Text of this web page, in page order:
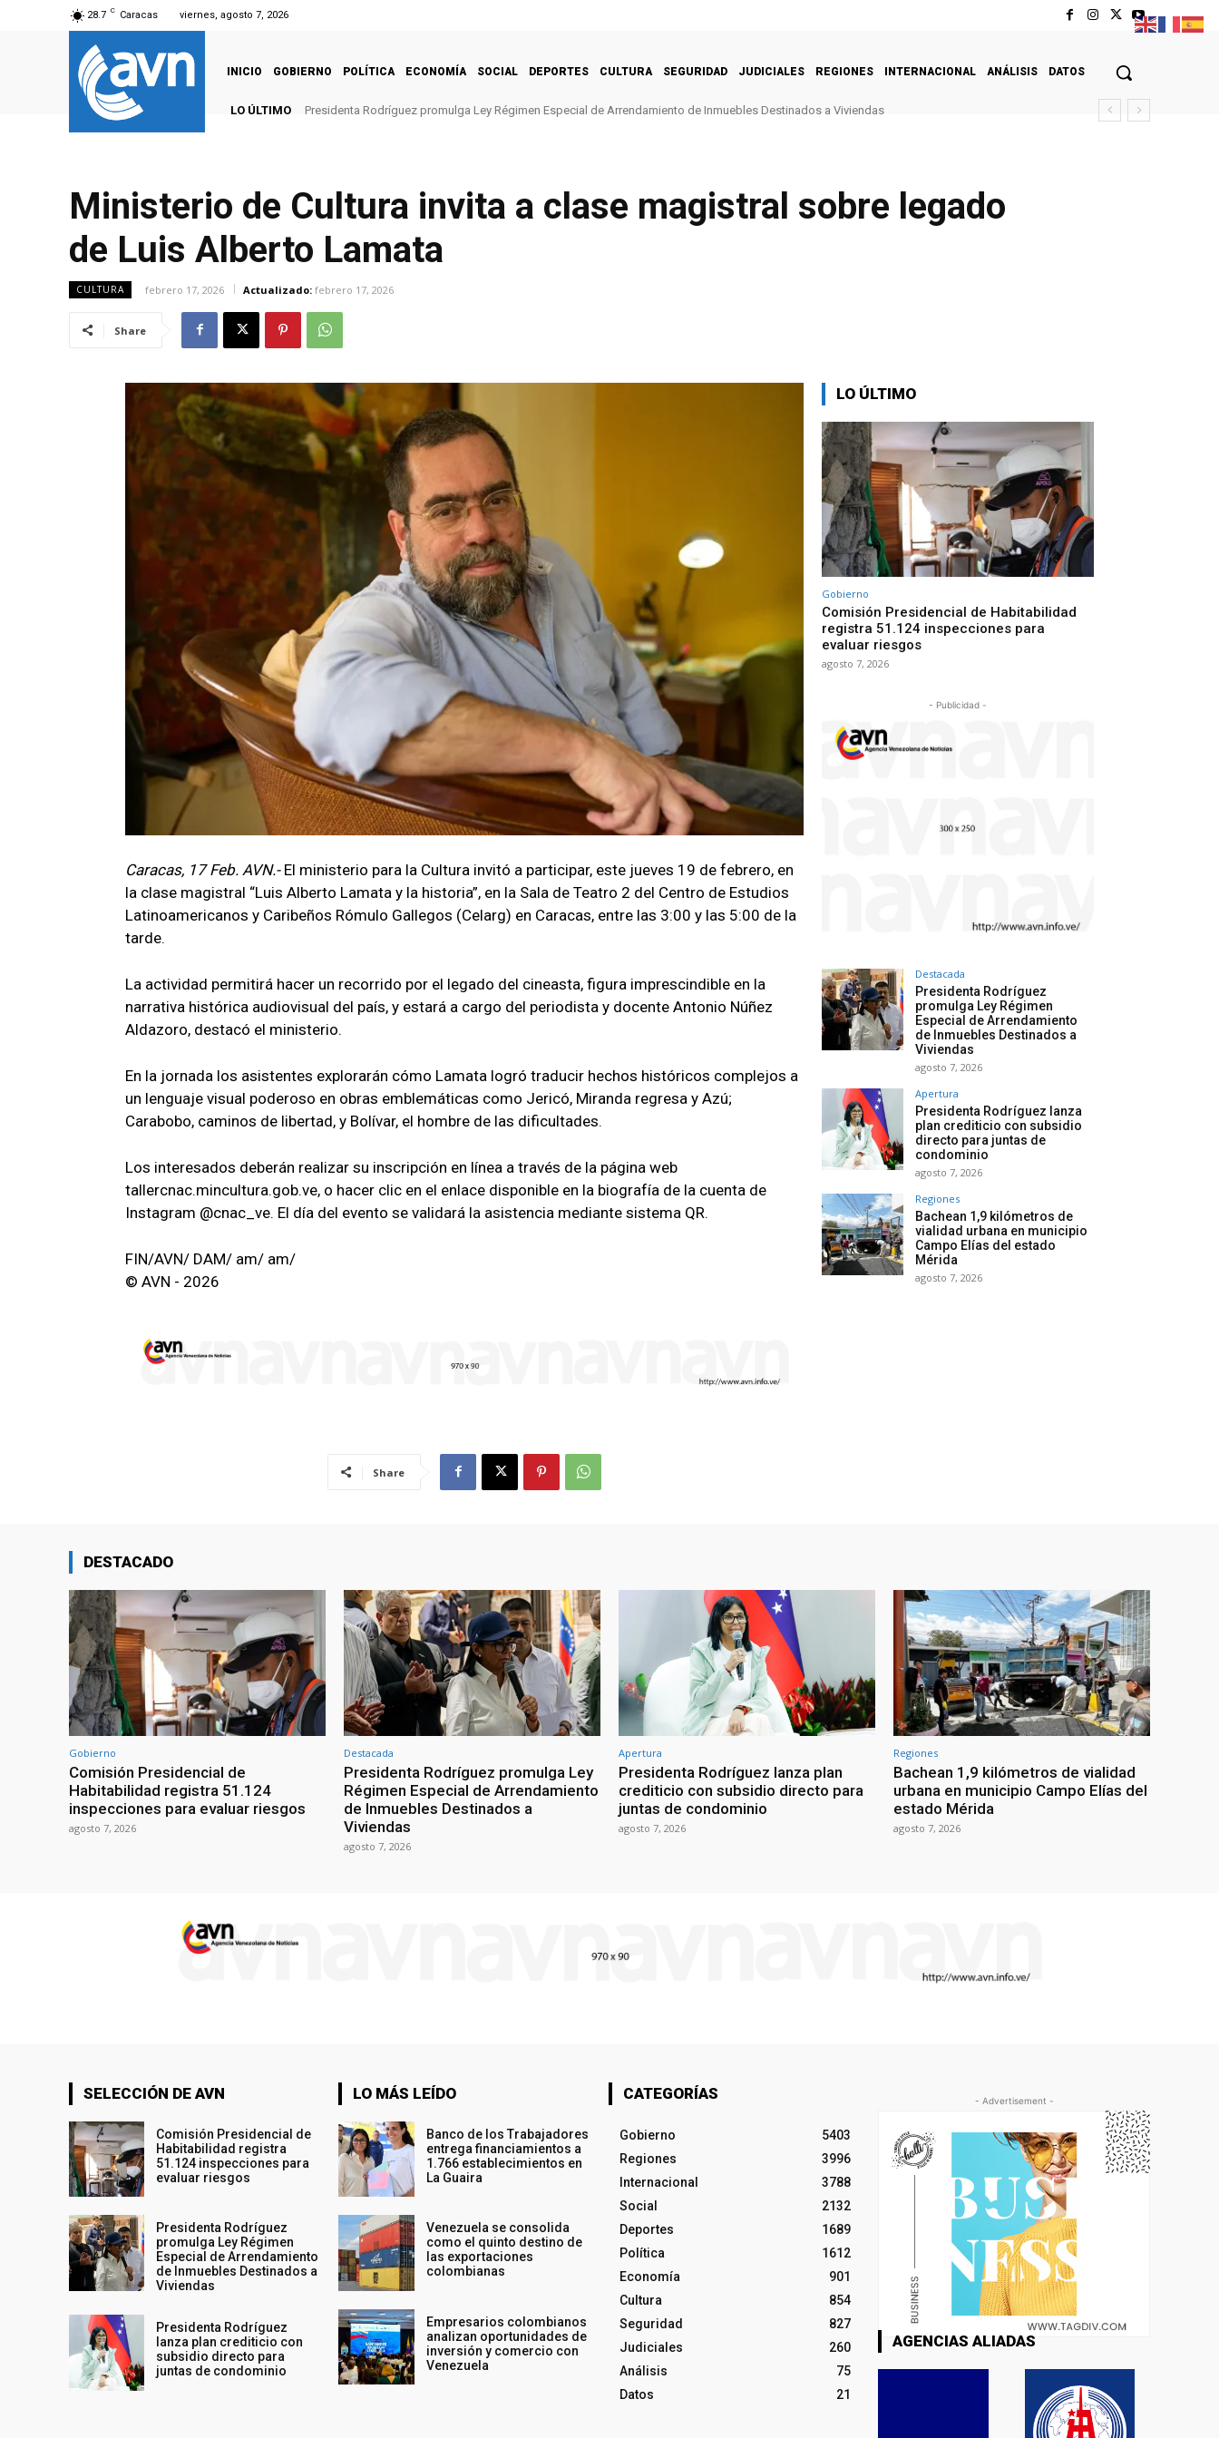
28.7 C Caracas viernes, agosto 7, 2026
INICIO GOBIERNO POLÍTICA ECONOMÍA SOCIAL DEPORTES CULTURA SEGURIDAD JUDICIALES REGIONES INTERNACIONAL ANÁLISIS DATOS
LO ÚLTIMO Presidenta Rodríguez promulga Ley Régimen Especial de Arrendamiento de Inmuebles Destinados a Viviendas
Ministerio de Cultura invita a clase magistral sobre legado
de Luis Alberto Lamata
CULTURA febrero 17, 2026 Actualizado: febrero 17, 2026
Share
Caracas, 17 Feb. AVN.- El ministerio para la Cultura invitó a participar, este jueves 19 de febrero, en
la clase magistral “Luis Alberto Lamata y la historia”, en la Sala de Teatro 2 del Centro de Estudios
Latinoamericanos y Caribeños Rómulo Gallegos (Celarg) en Caracas, entre las 3:00 y las 5:00 de la
tarde.
La actividad permitirá hacer un recorrido por el legado del cineasta, figura imprescindible en la
narrativa histórica audiovisual del país, y estará a cargo del periodista y docente Antonio Núñez
Aldazoro, destacó el ministerio.
En la jornada los asistentes explorarán cómo Lamata logró traducir hechos históricos complejos a
un lenguaje visual poderoso en obras emblemáticas como Jericó, Miranda regresa y Azú;
Carabobo, caminos de libertad, y Bolívar, el hombre de las dificultades.
Los interesados deberán realizar su inscripción en línea a través de la página web
tallercnac.mincultura.gob.ve, o hacer clic en el enlace disponible en la biografía de la cuenta de
Instagram @cnac_ve. El día del evento se validará la asistencia mediante sistema QR.
FIN/AVN/ DAM/ am/ am/
© AVN - 2026
Share
LO ÚLTIMO
Gobierno
Comisión Presidencial de Habitabilidad
registra 51.124 inspecciones para
evaluar riesgos
agosto 7, 2026
- Publicidad -
Destacada
Presidenta Rodríguez
promulga Ley Régimen
Especial de Arrendamiento
de Inmuebles Destinados a
Viviendas
agosto 7, 2026
Apertura
Presidenta Rodríguez lanza
plan crediticio con subsidio
directo para juntas de
condominio
agosto 7, 2026
Regiones
Bachean 1,9 kilómetros de
vialidad urbana en municipio
Campo Elías del estado
Mérida
agosto 7, 2026
DESTACADO
Gobierno
Comisión Presidencial de
Habitabilidad registra 51.124
inspecciones para evaluar riesgos
agosto 7, 2026
Destacada
Presidenta Rodríguez promulga Ley
Régimen Especial de Arrendamiento
de Inmuebles Destinados a
Viviendas
agosto 7, 2026
Apertura
Presidenta Rodríguez lanza plan
crediticio con subsidio directo para
juntas de condominio
agosto 7, 2026
Regiones
Bachean 1,9 kilómetros de vialidad
urbana en municipio Campo Elías del
estado Mérida
agosto 7, 2026
SELECCIÓN DE AVN
Comisión Presidencial de
Habitabilidad registra
51.124 inspecciones para
evaluar riesgos
Presidenta Rodríguez
promulga Ley Régimen
Especial de Arrendamiento
de Inmuebles Destinados a
Viviendas
Presidenta Rodríguez
lanza plan crediticio con
subsidio directo para
juntas de condominio
LO MÁS LEÍDO
Banco de los Trabajadores
entrega financiamientos a
1.766 establecimientos en
La Guaira
Venezuela se consolida
como el quinto destino de
las exportaciones
colombianas
Empresarios colombianos
analizan oportunidades de
inversión y comercio con
Venezuela
CATEGORÍAS
Gobierno
5403
Regiones
3996
Internacional
3788
Social
2132
Deportes
1689
Política
1612
Economía
901
Cultura
854
Seguridad
827
Judiciales
260
Análisis
75
Datos
21
- Advertisement -
AGENCIAS ALIADAS